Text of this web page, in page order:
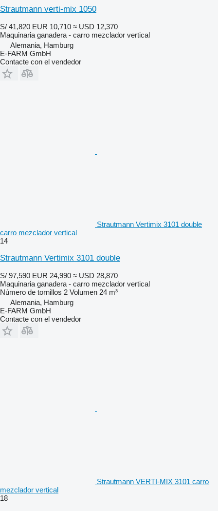
Strautmann verti-mix 1050
S/ 41,820 EUR 10,710 ≈ USD 12,370
Maquinaria ganadera - carro mezclador vertical
Alemania, Hamburg
E-FARM GmbH
Contacte con el vendedor
Strautmann Vertimix 3101 double
carro mezclador vertical
14
Strautmann Vertimix 3101 double
S/ 97,590 EUR 24,990 ≈ USD 28,870
Maquinaria ganadera - carro mezclador vertical
Número de tornillos 2 Volumen 24 m³
Alemania, Hamburg
E-FARM GmbH
Contacte con el vendedor
Strautmann VERTI-MIX 3101 carro
mezclador vertical
18